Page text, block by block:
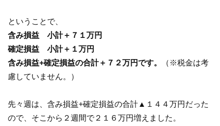
ということで、
含み損益 小計＋７１万円
確定損益 小計＋１万円
含み損益+確定損益の合計＋７２万円です。
（※税金は考
慮していません。）
先々週は、含み損益+確定損益の合計▲１４４万円だった
ので、そこから２週間で２１６万円増えました。